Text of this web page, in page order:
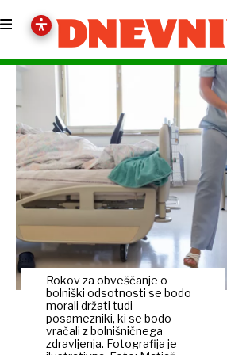
Rokov za obveščanje o
bolniški odsotnosti se bodo
morali držati tudi
posamezniki, ki se bodo
vračali z bolnišničnega
zdravljenja. Fotografija je